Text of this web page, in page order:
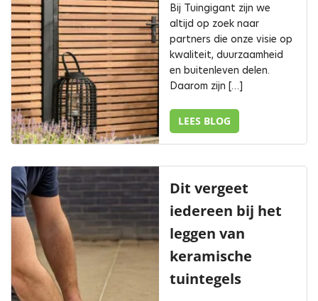
Bij Tuingigant zijn we
altijd op zoek naar
partners die onze visie op
kwaliteit, duurzaamheid
en buitenleven delen.
Daarom zijn […]
LEES BLOG
Dit vergeet
iedereen bij het
leggen van
keramische
tuintegels